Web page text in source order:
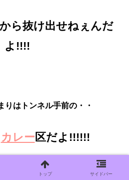
ら抜け出せねぇんだ
よ!!!!
りは トンネル手前の・・
カレー区だよ!!!!!!
トップ サイドバー